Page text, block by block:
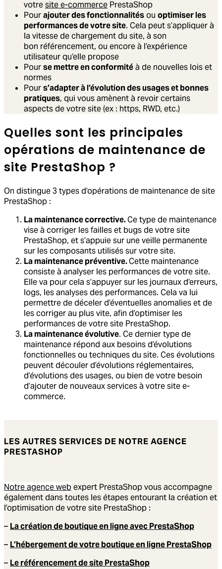
votresite e-commerce PrestaShop
Pourajouter des fonctionnalitésou optimiser les
performances de votre site. Cela peut s’appliquer à
la vitesse de chargement du site, à son
bon référencement, ou encore à l’expérience
utilisateur qu’elle propose
Pourse mettre en conformitéà de nouvelles lois et
normes
Pours’adapter à l’évolution des usages et bonnes
pratiques, qui vous amènent à revoir certains
aspects de votre site (ex : https, RWD, etc.)
Quelles sont les principales
opérations de maintenance de
site PrestaShop ?
On distingue 3 types d’opérations de maintenance de site
PrestaShop :
Lamaintenance corrective.Ce type de maintenance
vise à corriger les failles et bugs de votre site
PrestaShop, et s’appuie sur une veille permanente
sur les composants utilisés sur votre site.
Lamaintenance préventive.Cette maintenance
consiste à analyser les performances de votre site.
Elle va pour cela s’appuyer sur les journaux d’erreurs,
logs, les analyses des performances. Cela va lui
permettre de déceler d’éventuelles anomalies et de
les corriger au plus vite, afin d’optimiser les
performances de votre site PrestaShop.
Lamaintenance évolutive. Ce dernier type de
maintenance répond aux besoins d’évolutions
fonctionnelles ou techniques du site. Ces évolutions
peuvent découler d’évolutions réglementaires,
d’évolutions des usages, ou bien de votre besoin
d’ajouter de nouveaux services à votre site e-
commerce.
LES AUTRES SERVICES DE NOTRE AGENCE
PRESTASHOP
Notre agence webexpert PrestaShop vous accompagne
également dans toutes les étapes entourant la création et
l’optimisation de votre site PrestaShop :
– La création de boutique en ligne avec PrestaShop
– L’hébergement de votre boutique en ligne PrestaShop
– Le référencement de site PrestaShop